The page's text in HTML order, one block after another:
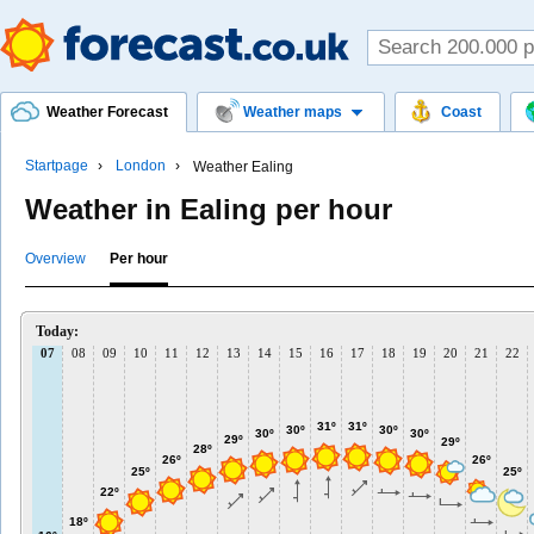
Weather Forecast Weather maps Coast
Startpage London Weather Ealing
Weather in Ealing per hour
Overview Per hour
Today:
07 08
18º
09
22º
10
25º
11
26º
12
28º
13
29º
14
30º
15
30º
16
31º
17
31º
18
30º
19
30º
20
29º
21
26º
22
25º